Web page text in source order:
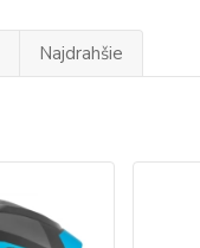
Najdrahšie